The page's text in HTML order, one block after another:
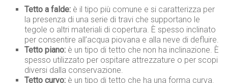
Tetto a falde: è il tipo più comune e si caratterizza per
la presenza di una serie di travi che supportano le
tegole o altri materiali di copertura. È spesso inclinato
per consentire all’acqua piovana e alla neve di defluire.
Tetto piano: è un tipo di tetto che non ha inclinazione. È
spesso utilizzato per ospitare attrezzature o per scopi
diversi dalla conservazione.
Tetto curvo: è un tipo di tetto che ha una forma curva.